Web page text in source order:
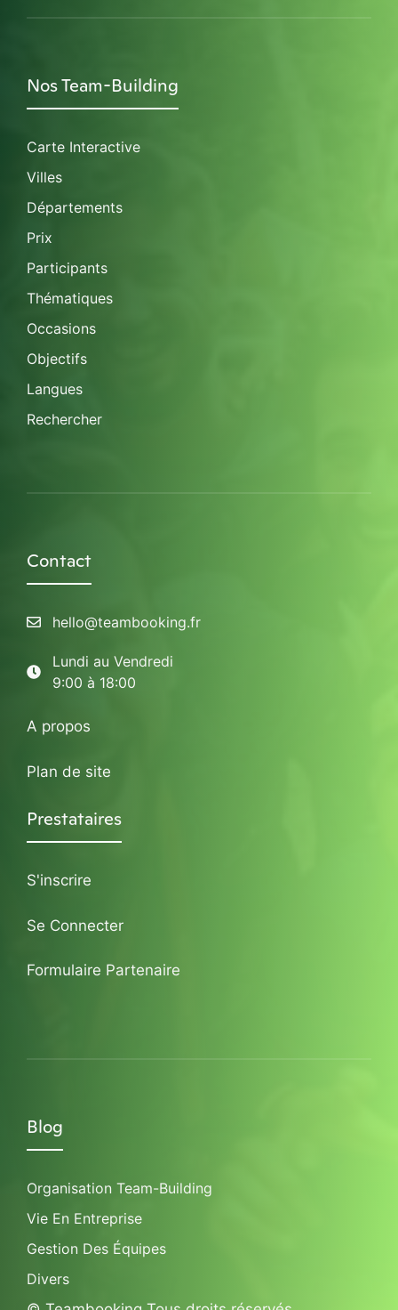
Nos Team-Building
Carte Interactive
Villes
Départements
Prix
Participants
Thématiques
Occasions
Objectifs
Langues
Rechercher
Contact
hello@teambooking.fr
Lundi au Vendredi
9:00 à 18:00
A propos
Plan de site
Prestataires
S'inscrire
Se Connecter
Formulaire Partenaire
Blog
Organisation Team-Building
Vie En Entreprise
Gestion Des Équipes
Divers